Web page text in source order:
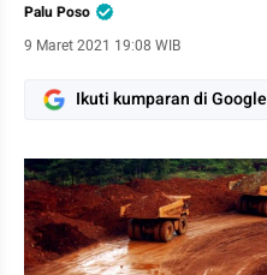
Palu Poso
9 Maret 2021 19:08 WIB
Ikuti kumparan di Google